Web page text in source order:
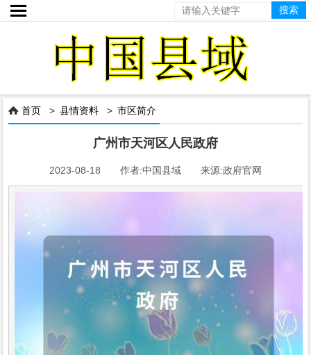

 首页 >县情资料 >市区简介
广州市天河区人民政府
2023-08-18 作者:中国县域 来源:政府官网